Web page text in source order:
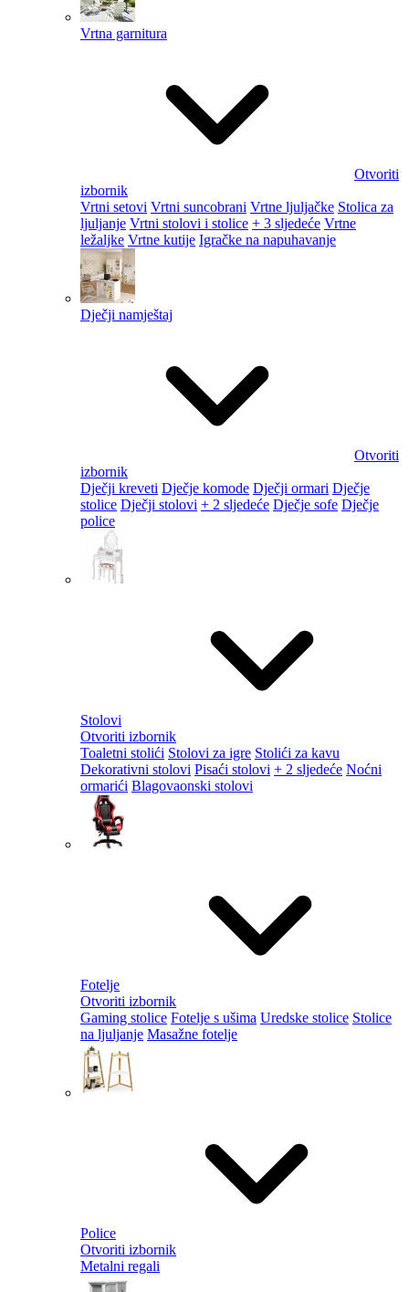
Vrtna garnitura
Otvoriti
izbornik
Vrtni setovi Vrtni suncobrani Vrtne ljuljačke Stolica za
ljuljanje Vrtni stolovi i stolice + 3 sljedeće Vrtne
ležaljke Vrtne kutije Igračke na napuhavanje
Dječji namještaj
Otvoriti
izbornik
Dječji kreveti Dječje komode Dječji ormari Dječje
stolice Dječji stolovi + 2 sljedeće Dječje sofe Dječje
police
Stolovi
Otvoriti izbornik
Toaletni stolići Stolovi za igre Stolići za kavu
Dekorativni stolovi Pisaći stolovi + 2 sljedeće Noćni
ormarići Blagovaonski stolovi
Fotelje
Otvoriti izbornik
Gaming stolice Fotelje s ušima Uredske stolice Stolice
na ljuljanje Masažne fotelje
Police
Otvoriti izbornik
Metalni regali